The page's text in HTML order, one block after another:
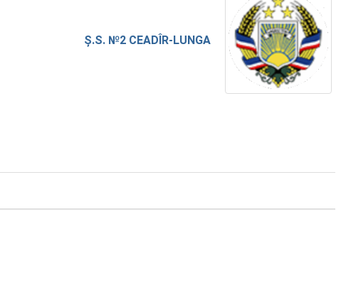
Ș.S. №2 CEADÎR-LUNGA